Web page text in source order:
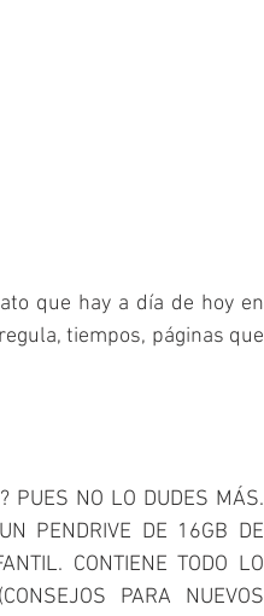
que hay a día de hoy en
tiempos, páginas que
PUES NO LO DUDES MÁS.
PENDRIVE DE 16GB DE
CONTIENE TODO LO
PARA NUEVOS